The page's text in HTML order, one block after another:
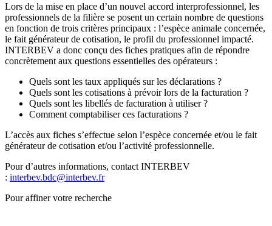
Lors de la mise en place d’un nouvel accord interprofessionnel, les
professionnels de la filière se posent un certain nombre de questions
en fonction de trois critères principaux : l’espèce animale concernée,
le fait générateur de cotisation, le profil du professionnel impacté.
INTERBEV a donc conçu des fiches pratiques afin de répondre
concrètement aux questions essentielles des opérateurs :
Quels sont les taux appliqués sur les déclarations ?
Quels sont les cotisations à prévoir lors de la facturation ?
Quels sont les libellés de facturation à utiliser ?
Comment comptabiliser ces facturations ?
L’accès aux fiches s’effectue selon l’espèce concernée et/ou le fait
générateur de cotisation et/ou l’activité professionnelle.
Pour d’autres informations, contact INTERBEV
: interbev.bdc@interbev.fr
Pour affiner votre recherche